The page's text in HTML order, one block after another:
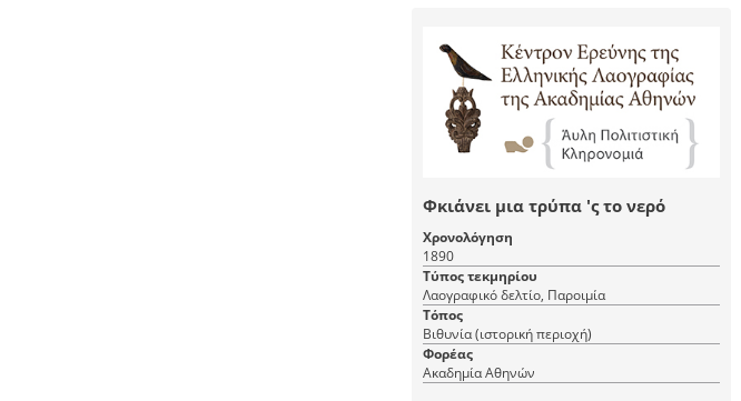
Φκιάνει μια τρύπα 'ς το νερό
Χρονολόγηση
1890
Τύπος τεκμηρίου
Λαογραφικό δελτίο, Παροιμία
Τόπος
Βιθυνία (ιστορική περιοχή)
Φορέας
Ακαδημία Αθηνών